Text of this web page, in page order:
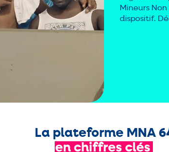
Mineurs
dispositif.
La plateforme MNA
en chiffres clés